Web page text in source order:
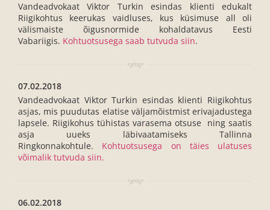
Vandeadvokaat Viktor Turkin esindas klienti edukalt
Riigikohtus keerukas vaidluses, kus küsimuse all oli
välismaiste õigusnormide kohaldatavus Eesti
Vabariigis. Kohtuotsusega saab tutvuda siin.
07.02.2018
Vandeadvokaat Viktor Turkin esindas klienti Riigikohtus
asjas, mis puudutas elatise väljamõistmist erivajadustega
lapsele. Riigikohus tühistas varasema otsuse ning saatis
asja uueks läbivaatamiseks Tallinna
Ringkonnakohtule. Kohtuotsusega on täies ulatuses
võimalik tutvuda siin.
06.02.2018